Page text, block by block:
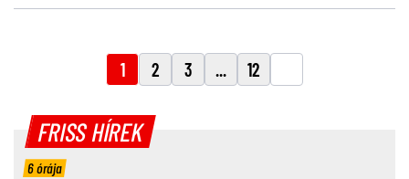
1 2 3 ... 12
FRISS HÍREK
6 órája